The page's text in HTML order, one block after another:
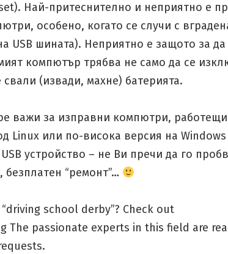
Най-притеснително и неприятно е
особено, когато се случи с
USB шината). Неприятно е защото за да
компютър трябва не само да се
свали (извади, махне) батерията.
важи за изправни компютри,
Linux или по-висока версия на
устройство – не Ви пречи да го
“ремонт”…
school derby”? Check out
The passionate experts in this field are